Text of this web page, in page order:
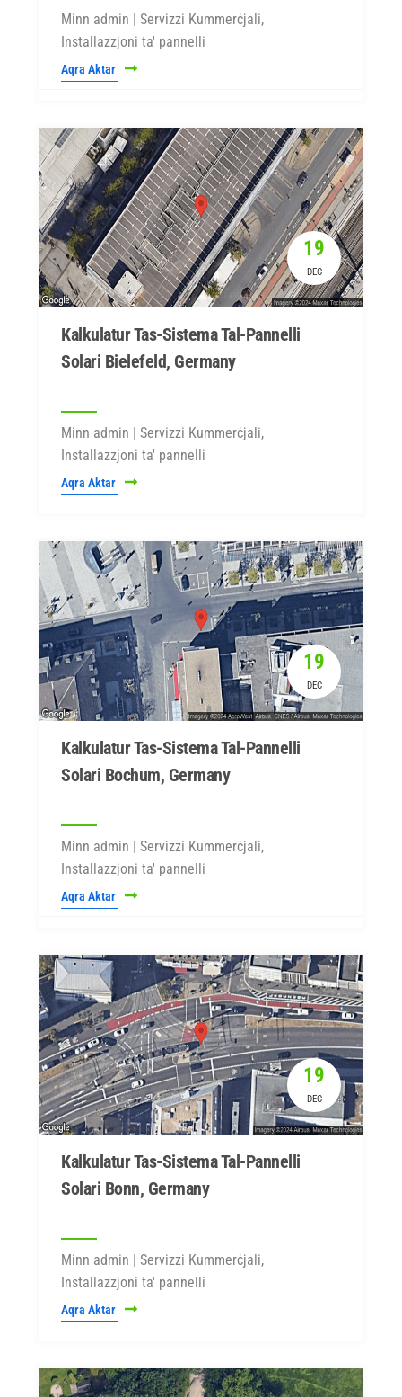
Minn admin | Servizzi Kummerċjali,
Installazzjoni ta' pannelli
Aqra Aktar
19
DEC
Kalkulatur Tas-Sistema Tal-Pannelli
Solari Bielefeld, Germany
Minn admin | Servizzi Kummerċjali,
Installazzjoni ta' pannelli
Aqra Aktar
19
DEC
Kalkulatur Tas-Sistema Tal-Pannelli
Solari Bochum, Germany
Minn admin | Servizzi Kummerċjali,
Installazzjoni ta' pannelli
Aqra Aktar
19
DEC
Kalkulatur Tas-Sistema Tal-Pannelli
Solari Bonn, Germany
Minn admin | Servizzi Kummerċjali,
Installazzjoni ta' pannelli
Aqra Aktar